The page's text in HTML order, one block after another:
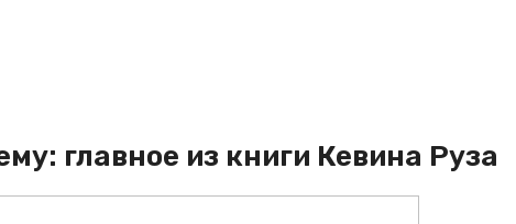
главное из книги Кевина Руза